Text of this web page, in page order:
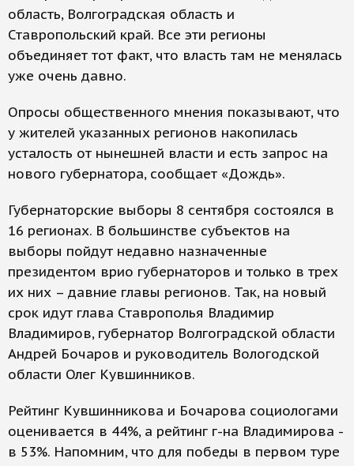
область, Волгоградская область и
Ставропольский край. Все эти регионы
объединяет тот факт, что власть там не менялась
уже очень давно.
Опросы общественного мнения показывают, что
у жителей указанных регионов накопилась
усталость от нынешней власти и есть запрос на
нового губернатора, сообщает «Дождь».
Губернаторские выборы 8 сентября состоялся в
16 регионах. В большинстве субъектов на
выборы пойдут недавно назначенные
президентом врио губернаторов и только в трех
их них – давние главы регионов. Так, на новый
срок идут глава Ставрополья Владимир
Владимиров, губернатор Волгоградской области
Андрей Бочаров и руководитель Вологодской
области Олег Кувшинников.
Рейтинг Кувшинникова и Бочарова социологами
оценивается в 44%, а рейтинг г-на Владимирова -
в 53%. Напомним, что для победы в первом туре